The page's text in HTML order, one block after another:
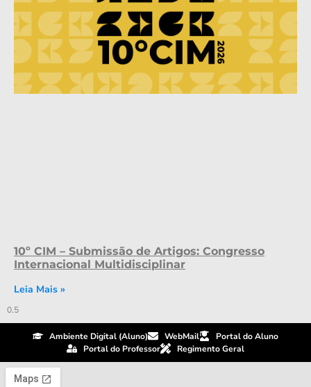
10º CIM – Submissão de Artigos: Congresso
Internacional Multidisciplinar
Leia Mais »
Ambiente Digital (Aluno) WebMail
Portal do Aluno
Portal do Professor
Regimento Geral